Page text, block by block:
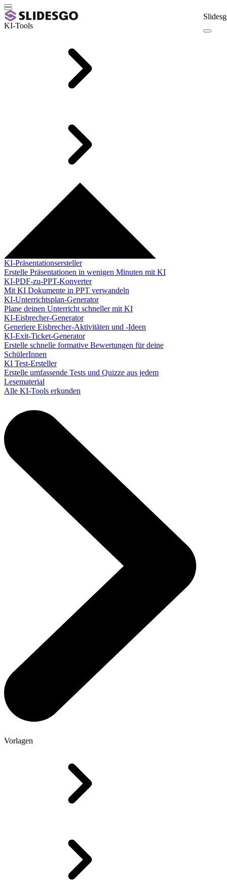
KI-Tools
KI-Präsentationsersteller
Erstelle Präsentationen in wenigen Minuten mit KI
KI-PDF-zu-PPT-Konverter
Mit KI Dokumente in PPT verwandeln
KI-Unterrichtsplan-Generator
Plane deinen Unterricht schneller mit KI
KI-Eisbrecher-Generator
Generiere Eisbrecher-Aktivitäten und -Ideen
KI-Exit-Ticket-Generator
Erstelle schnelle formative Bewertungen für deine
SchülerInnen
KI Test-Ersteller
Erstelle umfassende Tests und Quizze aus jedem
Lesematerial
Alle KI-Tools erkunden
Vorlagen